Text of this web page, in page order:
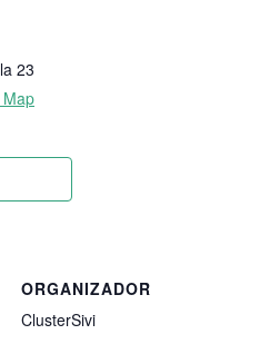
23
ORGANIZADOR
ClusterSivi